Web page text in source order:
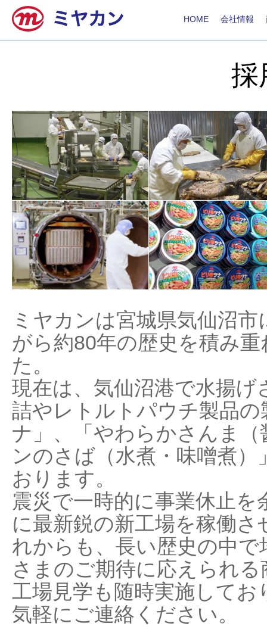
会社情報
HOME
採
ミヤカンは宮城県気仙沼
がら約80年の歴史を積み
た。
現在は、気仙沼港で水揚
詰やレトルトパウチ製品
ナ」、「やわらかさんま
ンのさば（水煮・味噌煮
おります。
震災で一時的に事業休止
に最新鋭の新工場を稼働
れからも、長い歴史の中
さまのご期待に応えられ
工場見学も随時実施して
気軽にご連絡ください。